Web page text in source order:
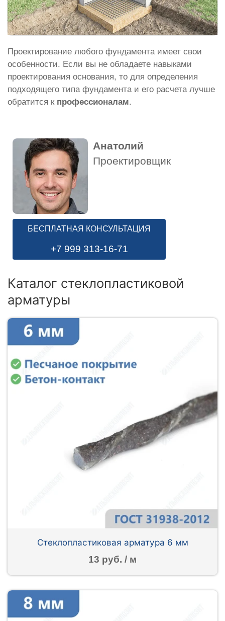
Проектирование любого фундамента имеет свои
особенности. Если вы не обладаете навыками
проектирования основания, то для определения
подходящего типа фундамента и его расчета лучше
обратится к профессионалам.
Анатолий
Проектировщик
БЕСПЛАТНАЯ КОНСУЛЬТАЦИЯ
+7 999 313-16-71
Каталог стеклопластиковой
арматуры
Стеклопластиковая арматура 6 мм
13 руб. / м